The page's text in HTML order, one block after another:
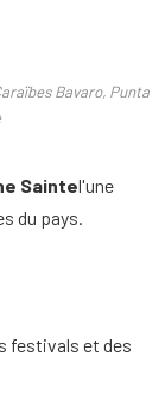
Bavaro, Punta
Saintel'une
du pays.
festivals et des